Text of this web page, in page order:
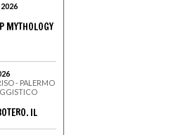
MYTHOLOGY
- PALERMO
IL